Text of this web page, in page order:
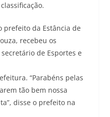
prefeito da Estância de
recebeu os
de Esportes e
“Parabéns pelas
tão bem nossa
disse o prefeito na